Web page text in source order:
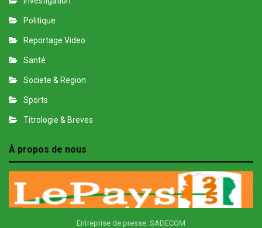
Politique
Reportage Video
Santé
Societe & Region
Sports
Titrologie & Breves
À propos de nous
Entreprise de presse: SADECOM